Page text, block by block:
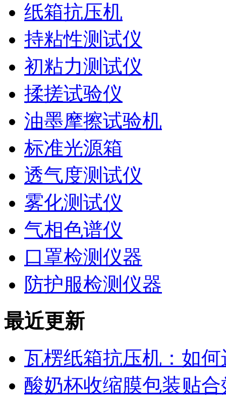
纸箱抗压机
持粘性测试仪
初粘力测试仪
揉搓试验仪
油墨摩擦试验机
标准光源箱
透气度测试仪
雾化测试仪
气相色谱仪
口罩检测仪器
防护服检测仪器
最近更新
瓦楞纸箱抗压机：如
酸奶杯收缩膜包装贴